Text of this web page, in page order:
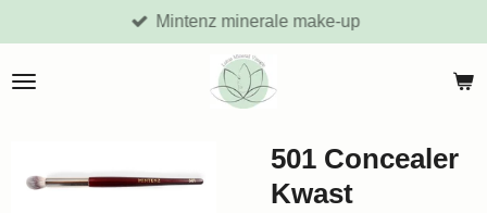
direct
naar
Mintenz minerale make-up
501 Concealer
Kwast